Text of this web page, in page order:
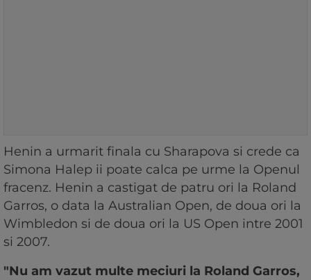
Henin a urmarit finala cu Sharapova si crede ca
Simona Halep ii poate calca pe urme la Openul
fracenz. Henin a castigat de patru ori la Roland
Garros, o data la Australian Open, de doua ori la
Wimbledon si de doua ori la US Open intre 2001
si 2007.
"Nu am vazut multe meciuri la Roland Garros,